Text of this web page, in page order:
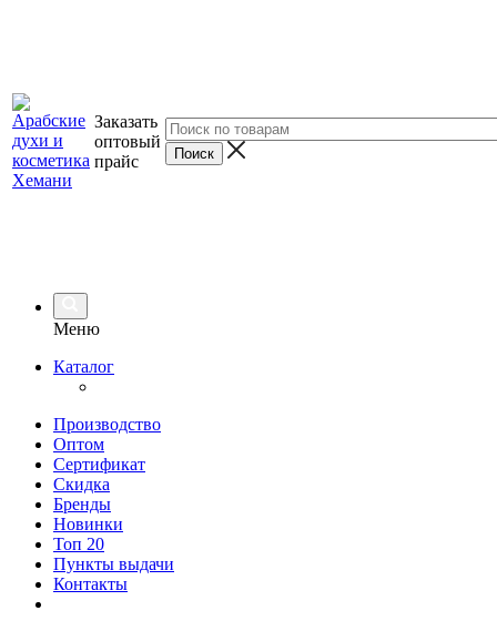
Заказать
оптовый
прайс
Меню
Каталог
Производство
Оптом
Сертификат
Скидка
Бренды
Новинки
Топ 20
Пункты выдачи
Контакты